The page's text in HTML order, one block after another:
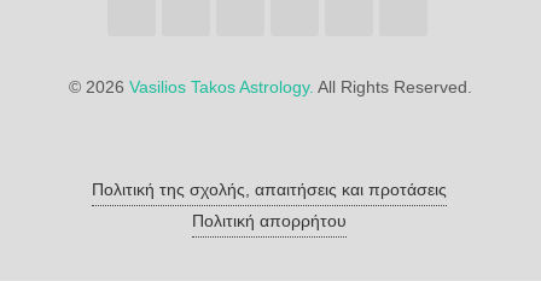
© 2026 Vasilios Takos Astrology. All Rights Reserved.
Πολιτική της σχολής, απαιτήσεις και προτάσεις
Πολιτική απορρήτου